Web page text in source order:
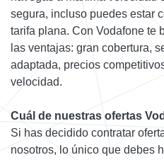
segura, incluso puedes estar
tarifa plana. Con Vodafone te
las ventajas: gran cobertura,
adaptada, precios
velocidad.
Cuál de nuestras ofertas
Si has decidido contratar
nosotros, lo único que debes